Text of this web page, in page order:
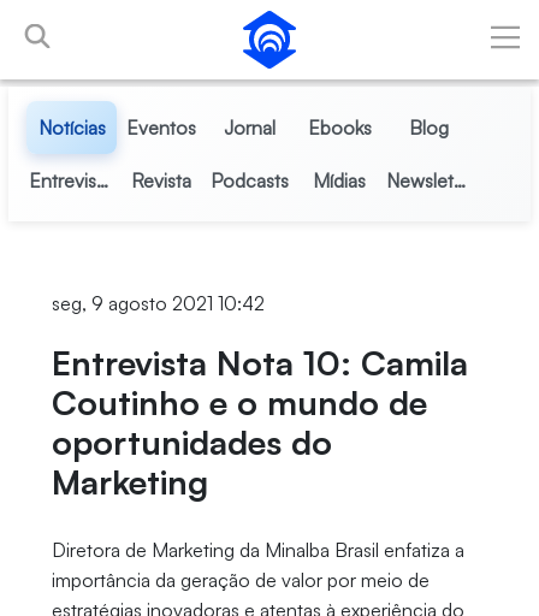
Pular para o Conteúdo principal
Notícias Eventos Jornal Ebooks Blog
Entrevistas Revista Podcasts Mídias Newsletter
seg, 9 agosto 2021 10:42
Entrevista Nota 10: Camila
Coutinho e o mundo de
oportunidades do
Marketing
Diretora de Marketing da Minalba Brasil enfatiza a
importância da geração de valor por meio de
estratégias inovadoras e atentas à experiência do